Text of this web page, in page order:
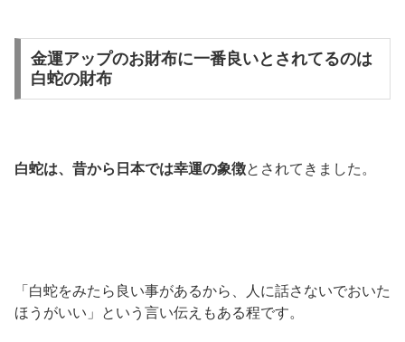
金運アップのお財布に一番良いとされてるのは
白蛇の財布
白蛇は、昔から日本では幸運の象徴とされてきました。
「白蛇をみたら良い事があるから、人に話さないでおいた
ほうがいい」という言い伝えもある程です。